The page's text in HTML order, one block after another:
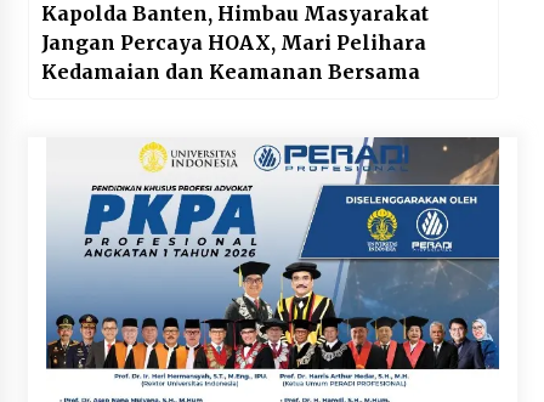
Kapolda Banten, Himbau Masyarakat
Jangan Percaya HOAX, Mari Pelihara
Kedamaian dan Keamanan Bersama